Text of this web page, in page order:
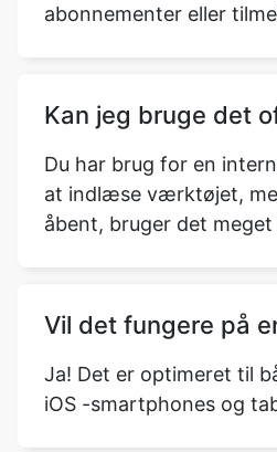
abonnementer eller
Kan jeg bruge det
Du har brug for en
at indlæse værktøjet,
åbent, bruger det
Vil det fungere på
Ja! Det er optimeret til
iOS -smartphones og